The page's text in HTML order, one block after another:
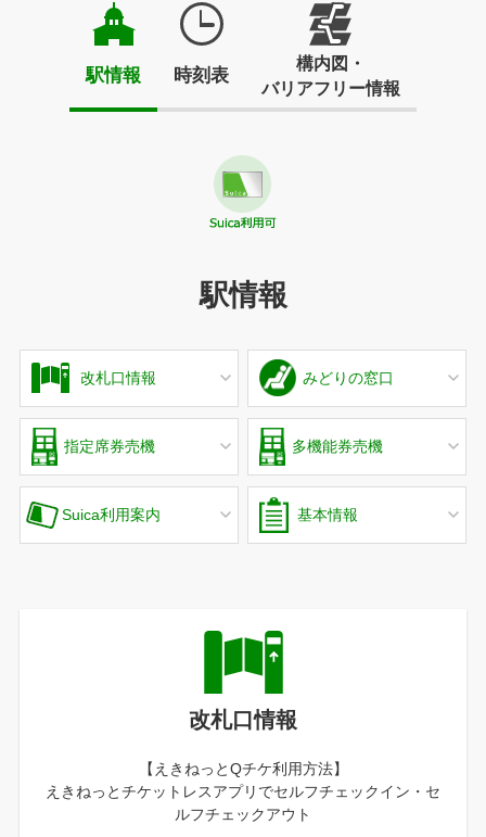
駅情報 時刻表
構内図・
バリアフリー情報
駅情報
改札口情報 みどりの窓口
指定席券売機 多機能券売機
Suica利用案内 基本情報
改札口情報
【えきねっとQチケ利用方法】
えきねっとチケットレスアプリでセルフチェックイン・セ
ルフチェックアウト